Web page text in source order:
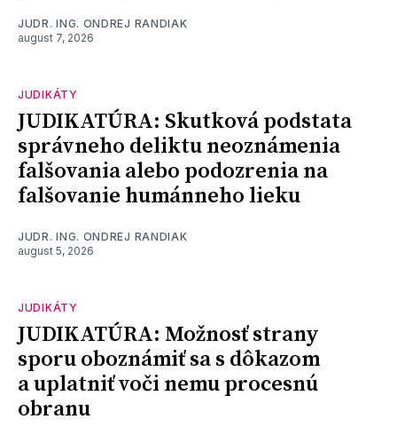
JUDR. ING. ONDREJ RANDIAK
august 7, 2026
JUDIKÁTY
JUDIKATÚRA: Skutková podstata
správneho deliktu neoznámenia
falšovania alebo podozrenia na
falšovanie humánneho lieku
JUDR. ING. ONDREJ RANDIAK
august 5, 2026
JUDIKÁTY
JUDIKATÚRA: Možnosť strany
sporu oboznámiť sa s dôkazom
a uplatniť voči nemu procesnú
obranu